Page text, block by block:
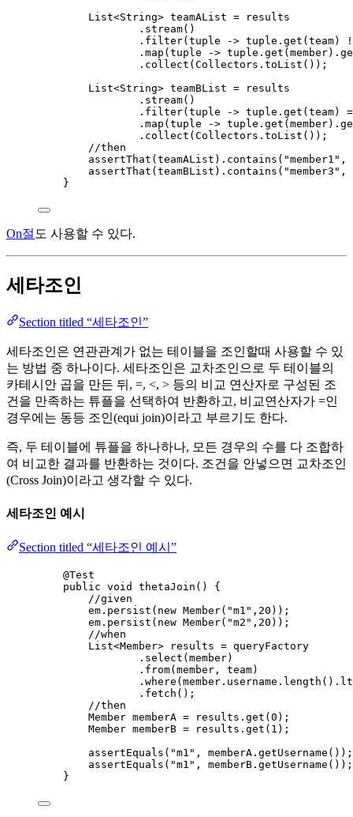
List<String> teamAList = results
. stream()
. filter(tuple -> tuple . get (team)
. map (tuple -> tuple . get (member) .
. collect (Collectors . toList ()) ;
List<String> teamBList = results
. stream()
. filter(tuple -> tuple . get (team)
. map (tuple -> tuple . get (member) .
. collect (Collectors . toList ()) ;
//then
assertThat (teamAList ) . contains ( "member1 " ,
assertThat (teamBList ) . contains ( "member3 " ,
}
On절 도 사용할 수 있다.
세타조인
Section titled “세타조인”
세타조인은 연관관계가 없는 테이블을 조인할때 사용할 수 있
는 방법 중 하나이다. 세타조인은 교차조인으로 두 테이블의
카테시안 곱을 만든 뒤, =, <, > 등의 비교 연산자로 구성된 조
건을 만족하는 튜플을 선택하여 반환하고, 비교연산자가 =인
경우에는 동등 조인(equi join)이라고 부르기도 한다.
즉, 두 테이블에 튜플을 하나하나, 모든 경우의 수를 다 조합하
여 비교한 결과를 반환하는 것이다. 조건을 안넣으면 교차조인
(Cross Join)이라고 생각할 수 있다.
세타조인 예시
Section titled “세타조인 예시”
@Test
public void thetaJoin ()
{
//given
em . persist ( new Member( "m1 " , 20 )) ;
em . persist ( new Member( "m2 " , 20 )) ;
//when
List<Member> results = queryFactory
. select ( member)
. from( member, team)
. where ( member . username . length () . lt
. fetch () ;
//then
Member memberA = results . get ( 0 ) ;
Member memberB = results . get ( 1 ) ;
assertEquals ( "m1 " , memberA .getUsername ()) ;
assertEquals ( "m1 " , memberB .getUsername ()) ;
}